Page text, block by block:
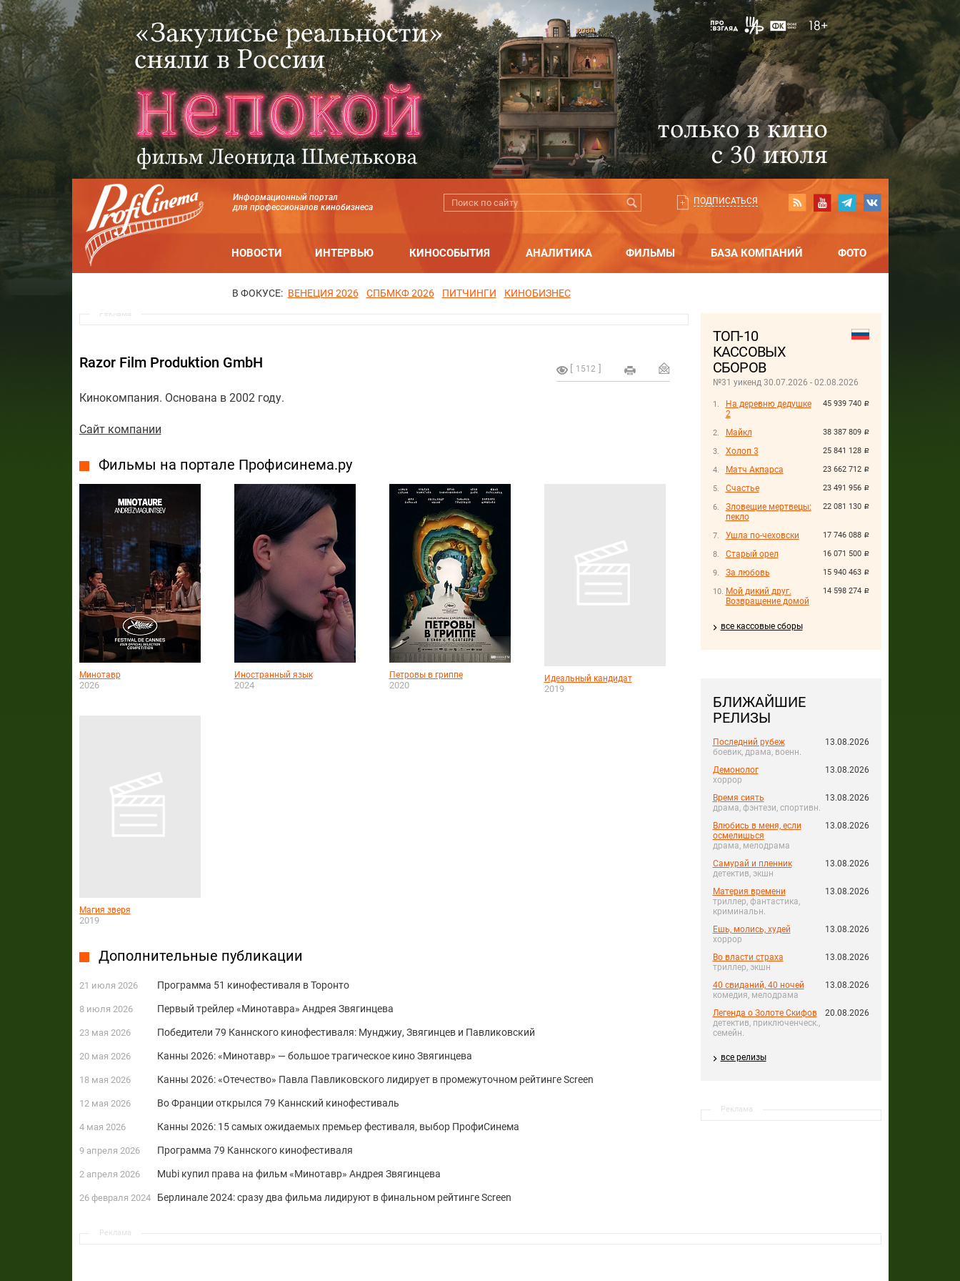
Информационный портал
для профессионалов кинобизнеса
ПОДПИСАТЬСЯ
НОВОСТИ ИНТЕРВЬЮ КИНОСОБЫТИЯ АНАЛИТИКА ФИЛЬМЫ БАЗА КОМПАНИЙ ФОТО
В ФОКУСЕ: ВЕНЕЦИЯ 2026 СПБМКФ 2026 ПИТЧИНГИ КИНОБИЗНЕС
ТОП-10
КАССОВЫХ
СБОРОВ
№31 уикенд 30.07.2026 - 02.08.2026
45 939 740 руб.
На деревню дедушке
2
38 387 809 руб.
Майкл
25 841 128 руб.
Холоп 3
23 662 712 руб.
Матч Акпарса
23 491 956 руб.
Счастье
22 081 130 руб.
Зловещие мертвецы:
пекло
17 746 088 руб.
Ушла по-чеховски
16 071 500 руб.
Старый орел
15 940 463 руб.
За любовь
14 598 274 руб.
Мой дикий друг.
Возвращение домой
все кассовые сборы
БЛИЖАЙШИЕ
РЕЛИЗЫ
Последний рубеж
боевик, драма, военн.
13.08.2026
Демонолог
хоррор
13.08.2026
Время сиять
драма, фэнтези, спортивн.
13.08.2026
Влюбись в меня, если
осмелишься
драма, мелодрама
13.08.2026
Самурай и пленник
детектив, экшн
13.08.2026
Материя времени
триллер, фантастика,
криминальн.
13.08.2026
Ешь, молись, худей
хоррор
13.08.2026
Во власти страха
триллер, экшн
13.08.2026
40 свиданий, 40 ночей
комедия, мелодрама
13.08.2026
Легенда о Золоте Скифов
детектив, приключенческ.,
семейн.
20.08.2026
все релизы
Реклама
Реклама
1512
Razor Film Produktion GmbH
Кинокомпания. Основана в 2002 году.
Сайт компании
Фильмы на портале Профисинема.ру
Минотавр
2026
Иностранный язык
2024
Петровы в гриппе
2020
Идеальный кандидат
2019
Магия зверя
2019
Дополнительные публикации
21 июля 2026 Программа 51 кинофестиваля в Торонто
8 июля 2026 Первый трейлер «Минотавра» Андрея Звягинцева
23 мая 2026 Победители 79 Каннского кинофестиваля: Мунджиу, Звягинцев и Павликовский
20 мая 2026 Канны 2026: «Минотавр» — большое трагическое кино Звягинцева
18 мая 2026 Канны 2026: «Отечество» Павла Павликовского лидирует в промежуточном рейтинге Screen
12 мая 2026 Во Франции открылся 79 Каннский кинофестиваль
4 мая 2026 Канны 2026: 15 самых ожидаемых премьер фестиваля, выбор ПрофиСинема
9 апреля 2026 Программа 79 Каннского кинофестиваля
2 апреля 2026 Mubi купил права на фильм «Минотавр» Андрея Звягинцева
26 февраля 2024 Берлинале 2024: сразу два фильма лидируют в финальном рейтинге Screen
Реклама